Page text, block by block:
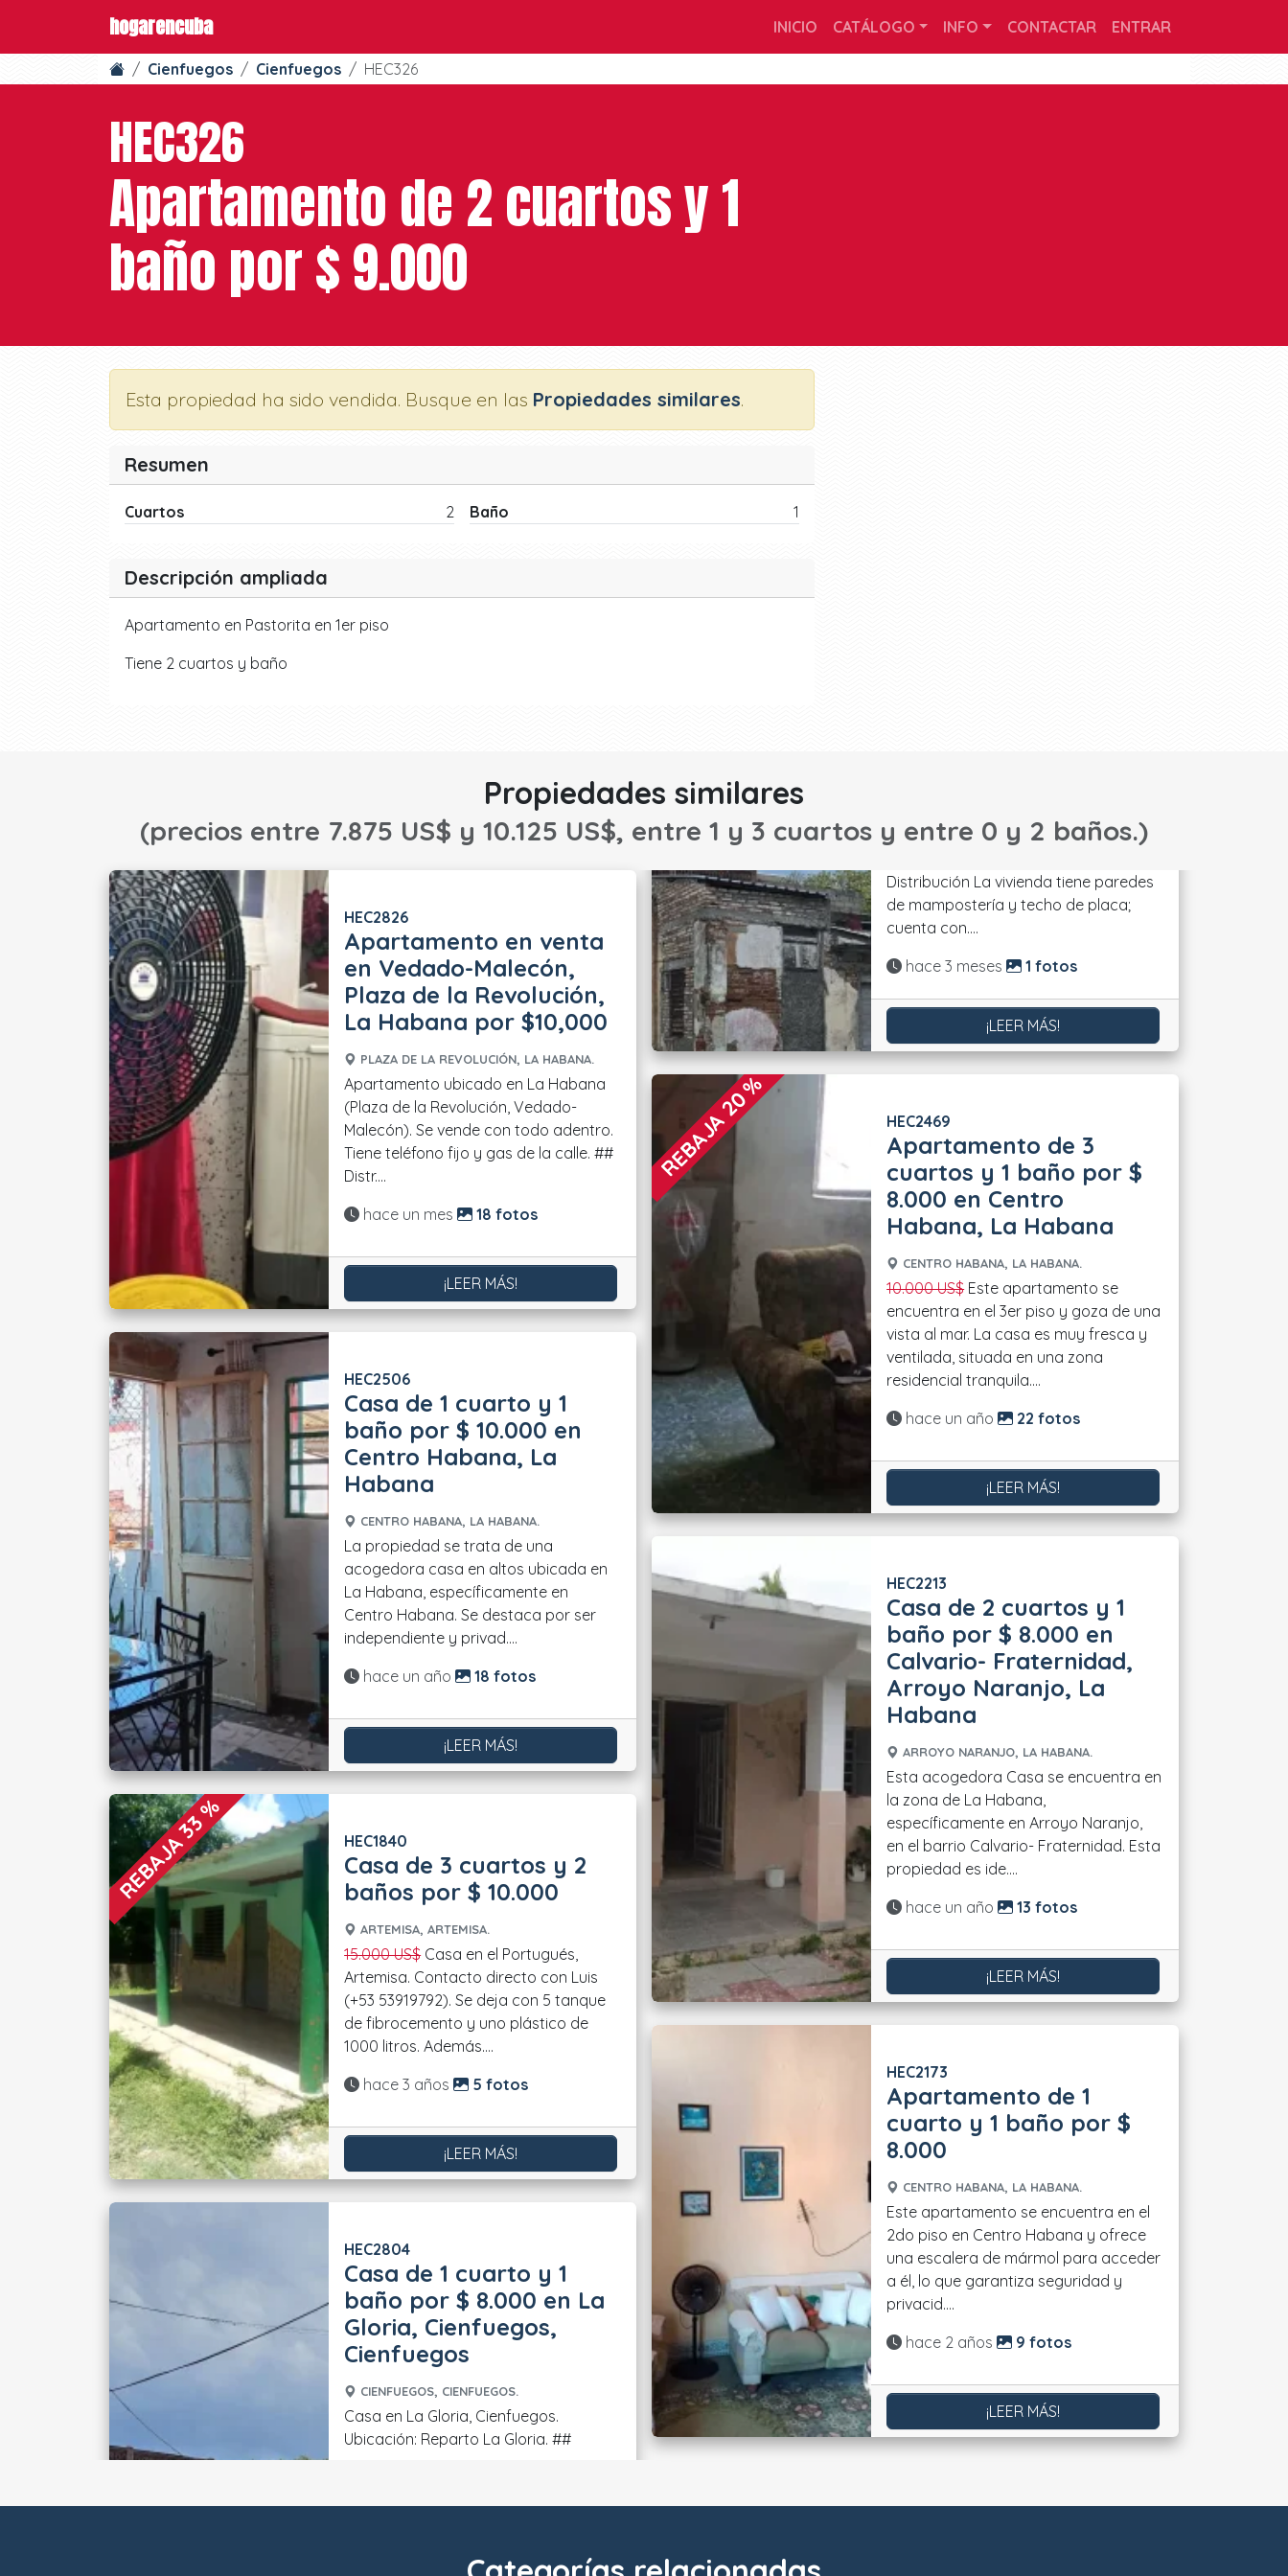
hogarencuba INICIO CATÁLOGO INFO CONTACTAR ENTRAR
Cienfuegos Cienfuegos HEC326
HEC326
Apartamento de 2 cuartos y 1
baño por $ 9.000
Esta propiedad ha sido vendida. Busque en las Propiedades similares.
Resumen
Cuartos 2 Baño 1
Descripción ampliada
Apartamento en Pastorita en 1er piso
Tiene 2 cuartos y baño
Propiedades similares
(precios entre 7.875 US$ y 10.125 US$, entre 1 y 3 cuartos y entre 0 y 2 baños.)
HEC2826
Apartamento en venta
en Vedado-Malecón,
Plaza de la Revolución,
La Habana por $10,000
PLAZA DE LA REVOLUCIÓN, LA HABANA.
Apartamento ubicado en La Habana
(Plaza de la Revolución, Vedado-
Malecón). Se vende con todo adentro.
Tiene teléfono fijo y gas de la calle. ##
Distr....
Actualizado:
hace un mes 18 fotos
¡LEER MÁS!
HEC2506
Casa de 1 cuarto y 1
baño por $ 10.000 en
Centro Habana, La
Habana
CENTRO HABANA, LA HABANA.
La propiedad se trata de una
acogedora casa en altos ubicada en
La Habana, específicamente en
Centro Habana. Se destaca por ser
independiente y privad....
Actualizado:
hace un año 18 fotos
¡LEER MÁS!
REBAJA 33 % HEC1840
Casa de 3 cuartos y 2
baños por $ 10.000
ARTEMISA, ARTEMISA.
15.000 US$Casa en el Portugués,
Artemisa. Contacto directo con Luis
(+53 53919792). Se deja con 5 tanque
de fibrocemento y uno plástico de
1000 litros. Además....
Actualizado:
hace 3 años 5 fotos
¡LEER MÁS!
HEC2804
Casa de 1 cuarto y 1
baño por $ 8.000 en La
Gloria, Cienfuegos,
Cienfuegos
CIENFUEGOS, CIENFUEGOS.
Casa en La Gloria, Cienfuegos.
Ubicación: Reparto La Gloria. ##
Distribución La vivienda tiene paredes
de mampostería y techo de placa;
cuenta con....
Actualizado:
hace 3 meses 1 fotos
¡LEER MÁS!
REBAJA 20 % HEC2469
Apartamento de 3
cuartos y 1 baño por $
8.000 en Centro
Habana, La Habana
CENTRO HABANA, LA HABANA.
10.000 US$Este apartamento se
encuentra en el 3er piso y goza de una
vista al mar. La casa es muy fresca y
ventilada, situada en una zona
residencial tranquila....
Actualizado:
hace un año 22 fotos
¡LEER MÁS!
HEC2213
Casa de 2 cuartos y 1
baño por $ 8.000 en
Calvario- Fraternidad,
Arroyo Naranjo, La
Habana
ARROYO NARANJO, LA HABANA.
Esta acogedora Casa se encuentra en
la zona de La Habana,
específicamente en Arroyo Naranjo,
en el barrio Calvario- Fraternidad. Esta
propiedad es ide....
Actualizado:
hace un año 13 fotos
¡LEER MÁS!
HEC2173
Apartamento de 1
cuarto y 1 baño por $
8.000
CENTRO HABANA, LA HABANA.
Este apartamento se encuentra en el
2do piso en Centro Habana y ofrece
una escalera de mármol para acceder
a él, lo que garantiza seguridad y
privacid....
Actualizado:
hace 2 años 9 fotos
¡LEER MÁS!